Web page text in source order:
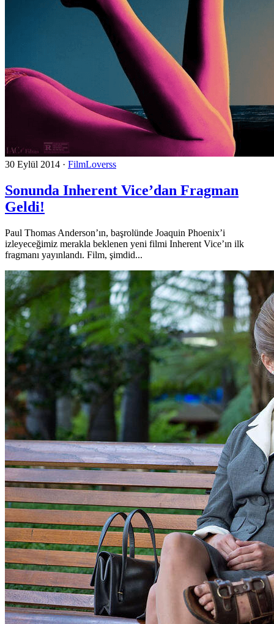
30 Eylül 2014 · FilmLoverss
Sonunda Inherent Vice’dan Fragman
Geldi!
Paul Thomas Anderson’ın, başrolünde Joaquin Phoenix’i
izleyeceğimiz merakla beklenen yeni filmi Inherent Vice’ın ilk
fragmanı yayınlandı. Film, şimdid...